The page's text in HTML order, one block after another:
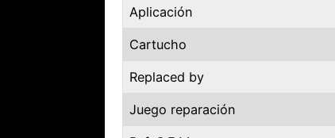
Aplicación
Cartucho
Replaced by
Juego reparación